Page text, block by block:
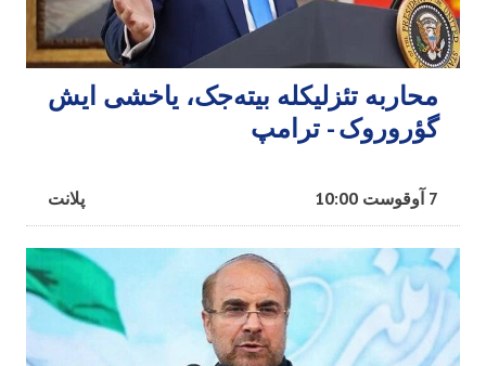
محاربه تئزلیکله بیته‌جک، یاخشی ایش
گؤروروک - ترامپ
پلانت 7 آوقوست 10:00